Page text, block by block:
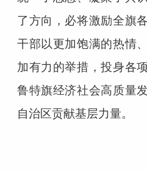
了方向，必将激励全旗
干部以更加饱满的热情
加有力的举措，投身各
鲁特旗经济社会高质量
自治区贡献基层力量。